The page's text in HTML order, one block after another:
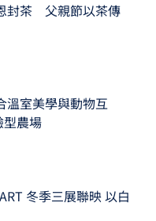
封茶 父親節以茶傳
溫室美學與動物互
農場
冬季三展聯映 以白